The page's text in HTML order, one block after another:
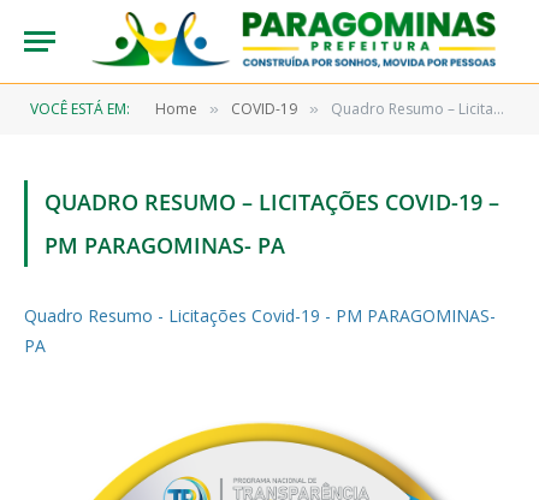
VOCÊ ESTÁ EM: Home » COVID-19 » Quadro Resumo – Licitações Covid-19 – PM PARAGOMINAS- PA
QUADRO RESUMO – LICITAÇÕES COVID-19 –
PM PARAGOMINAS- PA
Quadro Resumo - Licitações Covid-19 - PM PARAGOMINAS-
PA